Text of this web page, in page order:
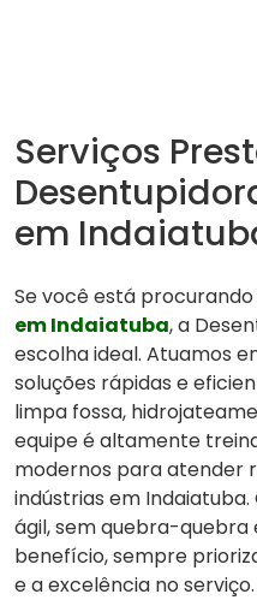
Serviços
em
Se você está
em Indaiatuba, a
escolha ideal. Atuamos
soluções rápidas e
limpa fossa,
equipe é altamente
modernos para atender
indústrias em
ágil, sem quebra-
benefício, sempre
e a excelência no serviço.